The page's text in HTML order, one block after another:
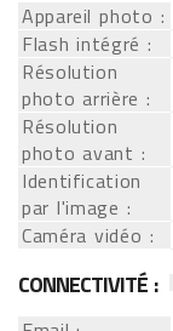
Appareil photo :
Flash intégré :
Résolution
photo arrière :
Résolution
photo avant :
Identification
par l'image :
Caméra vidéo :
CONNECTIVITÉ :